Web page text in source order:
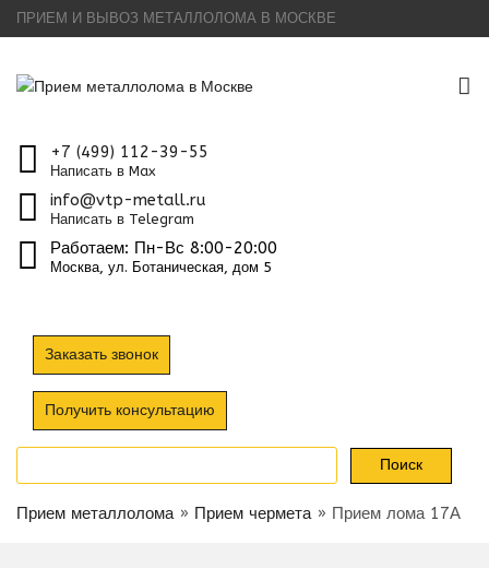
ПРИЕМ И ВЫВОЗ МЕТАЛЛОЛОМА В МОСКВЕ
+7 (499) 112-39-55
Написать в Max
info@vtp-metall.ru
Написать в Telegram
Работаем: Пн-Вс 8:00-20:00
Москва, ул. Ботаническая, дом 5
Заказать звонок
Получить консультацию
Прием металлолома» Прием чермета» Прием лома 17А